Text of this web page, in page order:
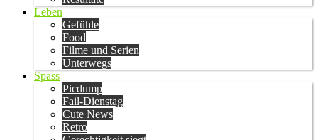
Leben
Gefühle
Food
Filme und Serien
Unterwegs
Spass
Picdump
Fail-Dienstag
Cute News
Retro